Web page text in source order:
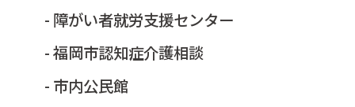
- 障がい者就労支援センター
- 福岡市認知症介護相談
- 市内公民館